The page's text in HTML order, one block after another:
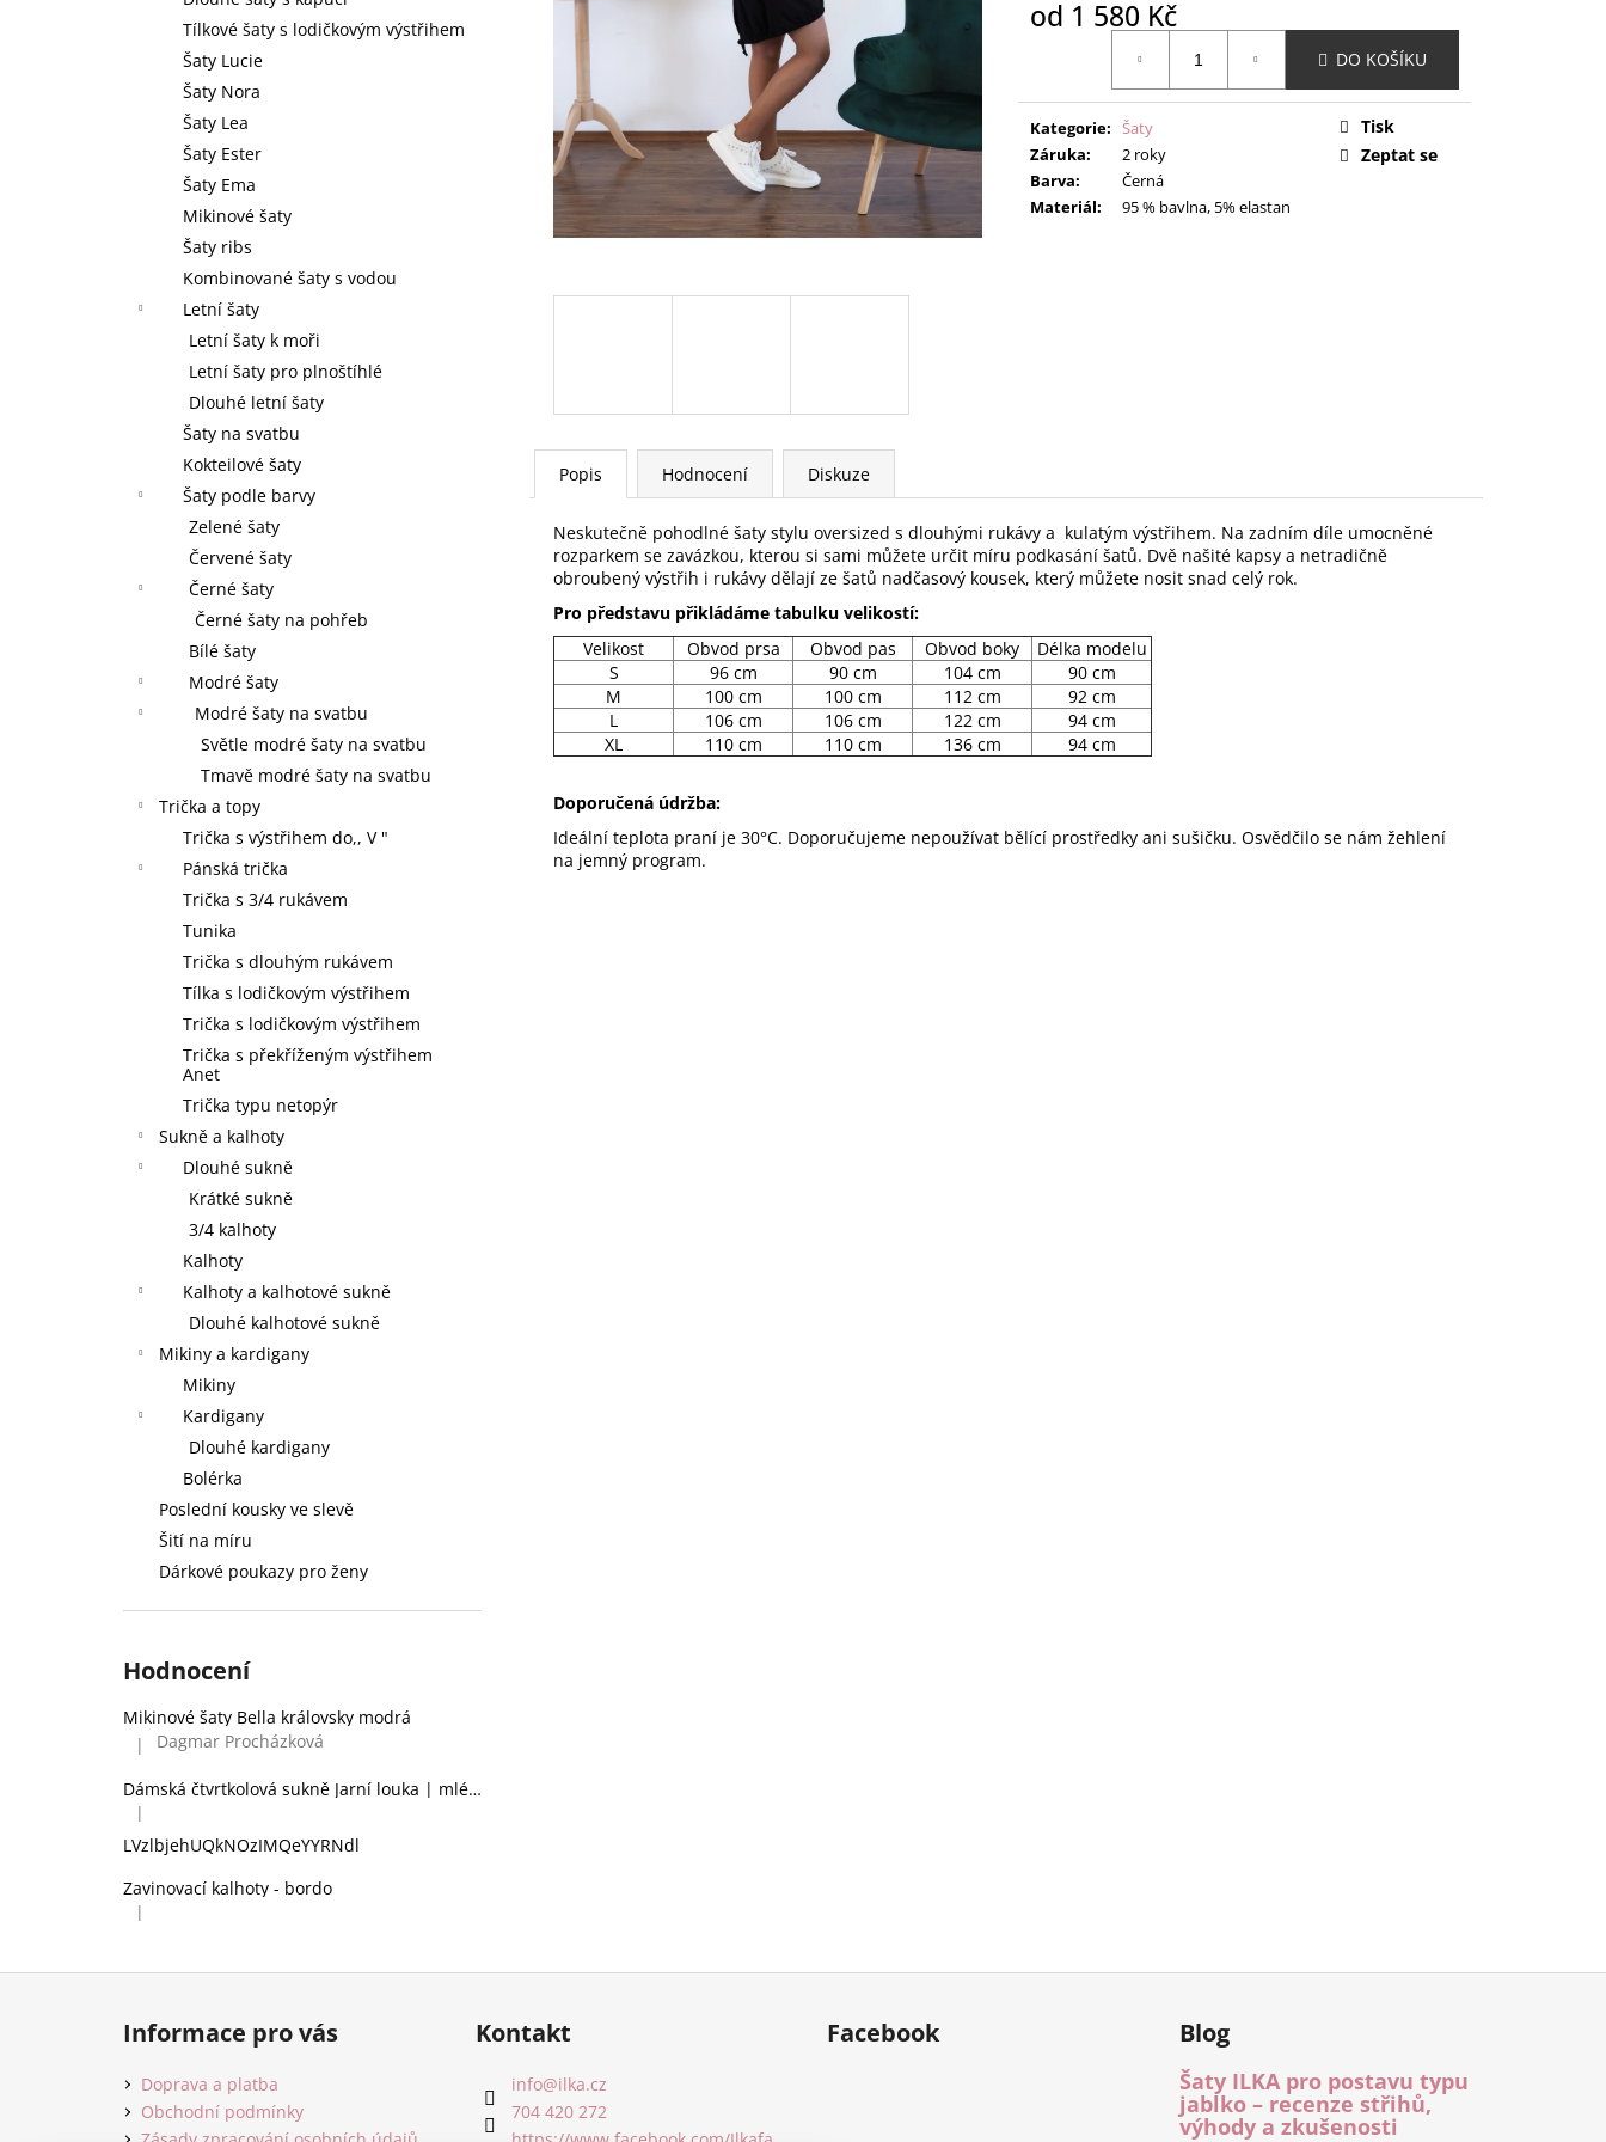
Tílkové šaty s lodičkovým výstřihem
Šaty Lucie
Šaty Nora
Šaty Lea
Šaty Ester
Šaty Ema
Mikinové šaty
Šaty ribs
Kombinované šaty s vodou
Letní šaty
Letní šaty k moři
Letní šaty pro plnoštíhlé
Dlouhé letní šaty
Šaty na svatbu
Kokteilové šaty
Šaty podle barvy
Zelené šaty
Červené šaty
Černé šaty
Černé šaty na pohřeb
Bílé šaty
Modré šaty
Modré šaty na svatbu
Světle modré šaty na svatbu
Tmavě modré šaty na svatbu
Trička a topy
Trička s výstřihem do,, V "
Pánská trička
Trička s 3/4 rukávem
Tunika
Trička s dlouhým rukávem
Tílka s lodičkovým výstřihem
Trička s lodičkovým výstřihem
Trička s překříženým výstřihem
Anet
Trička typu netopýr
Sukně a kalhoty
Dlouhé sukně
Krátké sukně
3/4 kalhoty
Kalhoty
Kalhoty a kalhotové sukně
Dlouhé kalhotové sukně
Mikiny a kardigany
Mikiny
Kardigany
Dlouhé kardigany
Bolérka
Poslední kousky ve slevě
Šití na míru
Dárkové poukazy pro ženy
Hodnocení
Mikinové šaty Bella královsky modrá
Hodnocení produktu je 5 z 5 hvězdiček.
| Dagmar Procházková
Dámská čtvrtkolová sukně Jarní louka | mléčné hedvábí
Hodnocení produktu je 2 z 5 hvězdiček.
|
LVzlbjehUQkNOzIMQeYYRNdl
Zavinovací kalhoty - bordo
Hodnocení produktu je 5 z 5 hvězdiček.
|
od 1 580 Kč
DO KOŠÍKU
Kategorie:
Šaty
Záruka:
2 roky
Barva:
Černá
Materiál: 95 % bavlna, 5% elastan
Tisk
Zeptat se
Popis Hodnocení Diskuze
Neskutečně pohodlné šaty stylu oversized s dlouhými rukávy a kulatým výstřihem. Na zadním díle umocněné
rozparkem se zavázkou, kterou si sami můžete určit míru podkasání šatů. Dvě našité kapsy a netradičně
obroubený výstřih i rukávy dělají ze šatů nadčasový kousek, který můžete nosit snad celý rok.
Pro představu přikládáme tabulku velikostí:
Velikost
Obvod prsa Obvod pas Obvod boky
Délka modelu
S
96 cm 90 cm 104 cm
90 cm
M
100 cm 100 cm 112 cm
92 cm
L
106 cm 106 cm 122 cm
94 cm
XL
110 cm 110 cm 136 cm 94 cm
Doporučená údržba:
Ideální teplota praní je 30°C. Doporučujeme nepoužívat bělící prostředky ani sušičku. Osvědčilo se nám žehlení
na jemný program.
Z
Informace pro vás
Doprava a platba
Obchodní podmínky
Kontakt
info@ilka.cz
704 420 272
Facebook Blog
Šaty ILKA pro postavu typu
jablko – recenze střihů,
výhody a zkušenosti